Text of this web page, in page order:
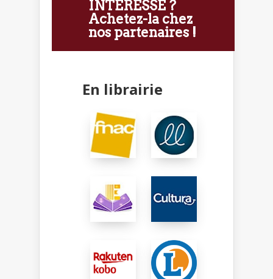
INTÉRESSE ?
Achetez-la chez
nos partenaires !
En librairie